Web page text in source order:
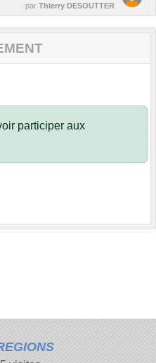
par Thierry DESOUTTER
participer aux